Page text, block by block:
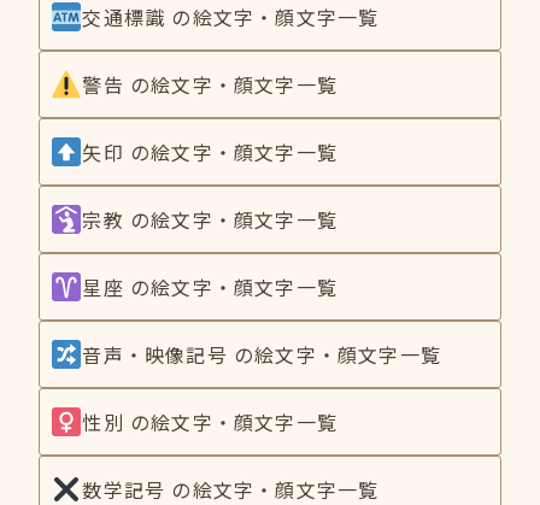
交通標識 の絵文字・顔文字一覧
警告 の絵文字・顔文字一覧
矢印 の絵文字・顔文字一覧
宗教 の絵文字・顔文字一覧
星座 の絵文字・顔文字一覧
音声・映像記号 の絵文字・顔文字一覧
性別 の絵文字・顔文字一覧
数学記号 の絵文字・顔文字一覧